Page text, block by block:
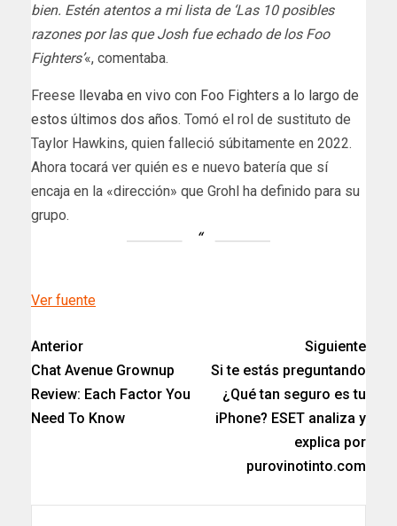
bien. Estén atentos a mi lista de ‘Las 10 posibles
razones por las que Josh fue echado de los Foo
Fighters’«, comentaba.
Freese llevaba en vivo con Foo Fighters a lo largo de
estos últimos dos años. Tomó el rol de sustituto de
Taylor Hawkins, quien falleció súbitamente en 2022.
Ahora tocará ver quién es e nuevo batería que sí
encaja en la «dirección» que Grohl ha definido para su
grupo.
Ver fuente
Anterior
Chat Avenue Grownup
Review: Each Factor You
Need To Know
Siguiente
Si te estás preguntando
¿Qué tan seguro es tu
iPhone? ESET analiza y
explica por
purovinotinto.com